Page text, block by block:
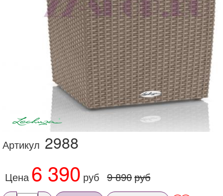
Артикул 2988
Цена 6 390 руб 9 890руб